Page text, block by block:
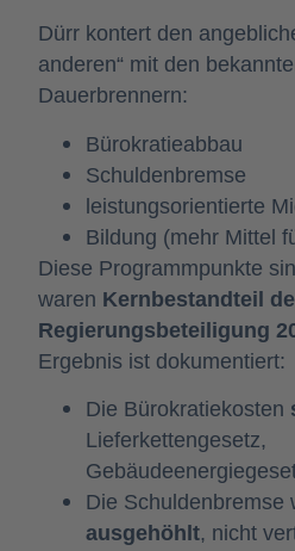
Dürr kontert den
anderen“ mit den
Dauerbrennern:
Bürokratieabbau
Schuldenbremse
leistungsorientierte
Bildung (mehr Mittel
Diese Programmpunkte
waren Kernbestandteil
Regierungsbeteiligung
Ergebnis ist dokumentiert:
Die Bürokratiekosten
Lieferkettengesetz,
Die Schuldenbremse
ausgehöhlt, nicht